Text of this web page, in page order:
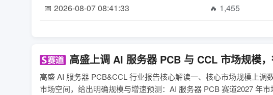
📅 2026-08-07 08:41:33 🔥 1,455
高盛上调 AI 服务器 PCB 与 CCL 市场规模，
高盛 AI 服务器 PCB&CCL 行业报告核心解读一、核心市场规模上
市场空间，给出明确规模与增速预测：AI 服务器 PCB 赛道2027 年